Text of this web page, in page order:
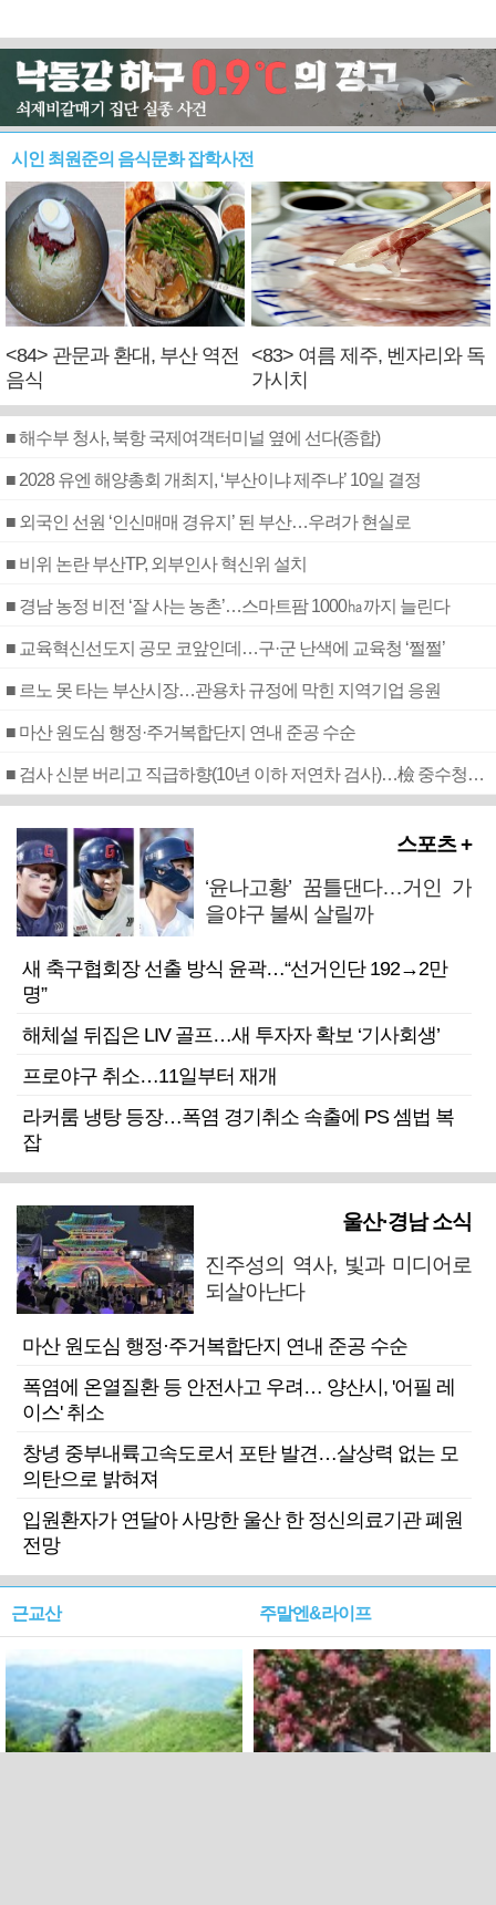
시인 최원준의 음식문화 잡학사전
<84> 관문과 환대, 부산 역전
음식
<83> 여름 제주, 벤자리와 독
가시치
■ 해수부 청사, 북항 국제여객터미널 옆에 선다(종합)
■ 2028 유엔 해양총회 개최지, ‘부산이냐 제주냐’ 10일 결정
■ 외국인 선원 ‘인신매매 경유지’ 된 부산…우려가 현실로
■ 비위 논란 부산TP, 외부인사 혁신위 설치
■ 경남 농정 비전 ‘잘 사는 농촌’…스마트팜 1000㏊까지 늘린다
■ 교육혁신선도지 공모 코앞인데…구·군 난색에 교육청 ‘쩔쩔’
■ 르노 못 타는 부산시장…관용차 규정에 막힌 지역기업 응원
■ 마산 원도심 행정·주거복합단지 연내 준공 수순
■ 검사 신분 버리고 직급하향(10년 이하 저연차 검사)…檢 중수청행 기피
스포츠 +
‘윤나고황’ 꿈틀댄다…거인 가
을야구 불씨 살릴까
새 축구협회장 선출 방식 윤곽…“선거인단 192→2만
명”
해체설 뒤집은 LIV 골프…새 투자자 확보 ‘기사회생’
프로야구 취소…11일부터 재개
라커룸 냉탕 등장…폭염 경기취소 속출에 PS 셈법 복
잡
울산·경남 소식
진주성의 역사, 빛과 미디어로
되살아난다
마산 원도심 행정·주거복합단지 연내 준공 수순
폭염에 온열질환 등 안전사고 우려… 양산시, '어필 레
이스' 취소
창녕 중부내륙고속도로서 포탄 발견…살상력 없는 모
의탄으로 밝혀져
입원환자가 연달아 사망한 울산 한 정신의료기관 폐원
전망
근교산 주말엔&라이프